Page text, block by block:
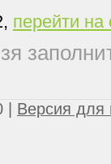
перейти на
| Версия для